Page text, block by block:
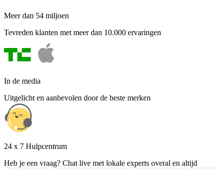
Meer dan 54 miljoen
Tevreden klanten met meer dan 10.000 ervaringen
In de media
Uitgelicht en aanbevolen door de beste merken
24 x 7 Hulpcentrum
Heb je een vraag? Chat live met lokale experts overal en altijd